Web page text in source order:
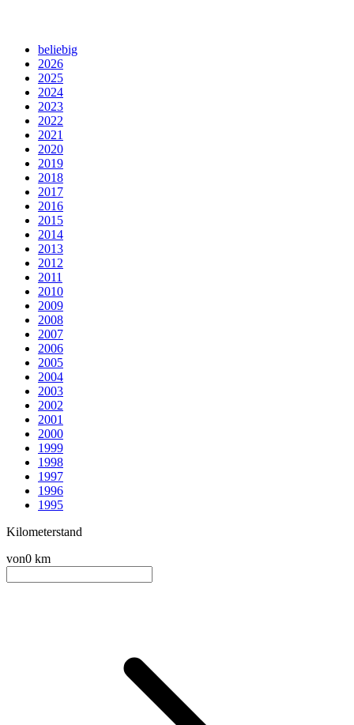
beliebig
2026
2025
2024
2023
2022
2021
2020
2019
2018
2017
2016
2015
2014
2013
2012
2011
2010
2009
2008
2007
2006
2005
2004
2003
2002
2001
2000
1999
1998
1997
1996
1995
Kilometerstand
von0 km